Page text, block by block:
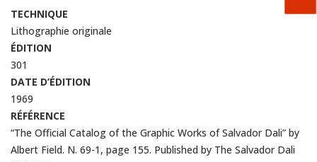
TECHNIQUE
Lithographie originale
ÉDITION
301
DATE D’ÉDITION
1969
RÉFÉRENCE
“The Official Catalog of the Graphic Works of Salvador Dali” by
Albert Field. N. 69-1, page 155. Published by The Salvador Dali